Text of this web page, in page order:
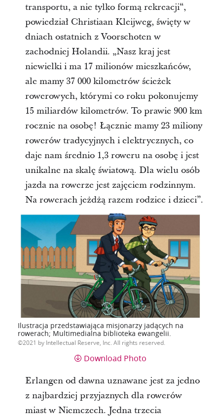
transportu, a nie tylko formą rekreacji“,
powiedział Christiaan Kleijweg, święty w
dniach ostatnich z Voorschoten w
zachodniej Holandii. „Nasz kraj jest
niewielki i ma 17 milionów mieszkańców,
ale mamy 37 000 kilometrów ścieżek
rowerowych, którymi co roku pokonujemy
15 miliardów kilometrów. To prawie 900 km
rocznie na osobę! Łącznie mamy 23 miliony
rowerów tradycyjnych i elektrycznych, co
daje nam średnio 1,3 roweru na osobę i jest
unikalne na skalę światową. Dla wielu osób
jazda na rowerze jest zajęciem rodzinnym.
Na rowerach jeżdżą razem rodzice i dzieci”.
Ilustracja przedstawiająca misjonarzy jadących na
rowerach; Multimedialna biblioteka ewangelii.
2021 by Intellectual Reserve, Inc. All rights reserved.
Download Photo
Erlangen od dawna uznawane jest za jedno
z najbardziej przyjaznych dla rowerów
miast w Niemczech. Jedna trzecia